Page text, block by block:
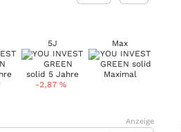
5J
-2,87%
Max
Anzeige